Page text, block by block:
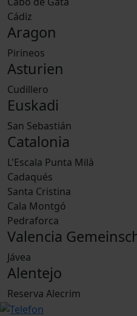
Cádiz
Aragon
Pirineos
Asturien
Cudillero
Euskadi
San Sebastián
Catalonia
L'Escala Punta Milà
Cadaqués
Santa Cristina
Cala Montgó
Pedraforca
Valencia
Jávea
Alentejo
Reserva Alecrim